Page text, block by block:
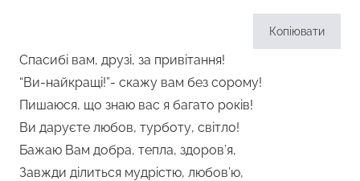
Копіювати
Спасибі вам, друзі, за привітання!
“Ви-найкращі!”- скажу вам без сорому!
Пишаюся, що знаю вас я багато років!
Ви даруєте любов, турботу, світло!
Бажаю Вам добра, тепла, здоров’я,
Завжди ділиться мудрістю, любов’ю,